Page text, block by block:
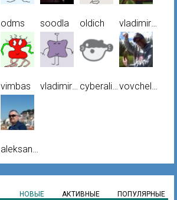
odms soodla oldich vladimirovich
vimbas vladimir50 cyberalien vovchello
aleksandr
НОВЫЕ АКТИВНЫЕ ПОПУЛЯРНЫЕ